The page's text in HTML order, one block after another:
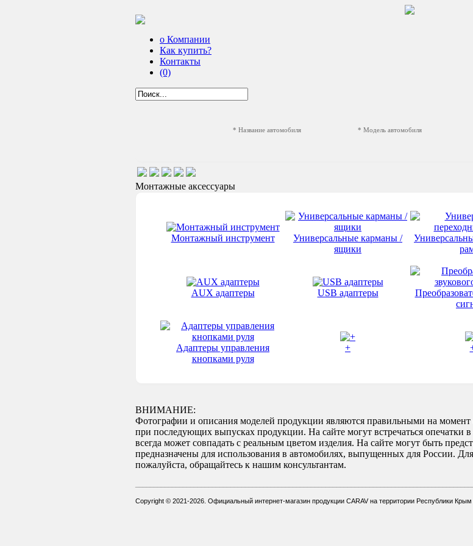
о Компании
Как купить?
Контакты
(0)
* Название автомобиля * Модель автомобиля
Монтажные аксессуары
Монтажный инструмент
Универсальные карманы /
ящики
AUX адаптеры USB адаптеры
Адаптеры управления
кнопками руля
+
ВНИМАНИЕ:
Фотографии и описания моделей продукции являются правильными на
при последующих выпусках продукции. На сайте могут встречаться опечатки
всегда может совпадать с реальным цветом изделия. На сайте могут быть
предназначены для использования в автомобилях, выпущенных для России.
пожалуйста, обращайтесь к нашим консультантам.
Copyright © 2021-2026. Официальный интернет-магазин продукции CARAV на территории Республики Крым